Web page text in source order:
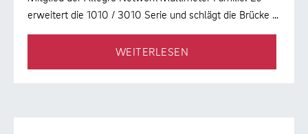
erweitert die 1010 / 3010 Serie und schlägt die Brücke …
WEITERLESEN